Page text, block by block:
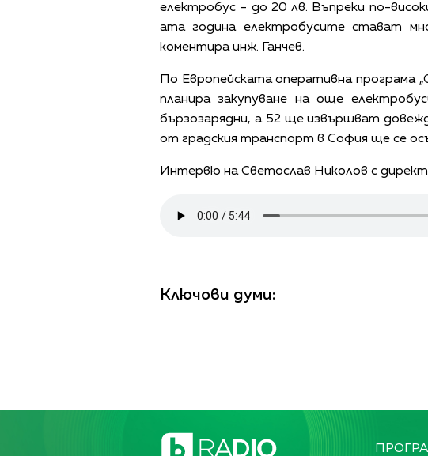
електробус – до 20 лв. Въпреки по-
ата година електробусите стават
коментира инж. Ганчев.
По Европейската оперативна програма
планира закупуване на още
бързозарядни, а 52 ще извършват
от градския транспорт в София ще се
Интервю на Светослав Николов с
Ключови думи: